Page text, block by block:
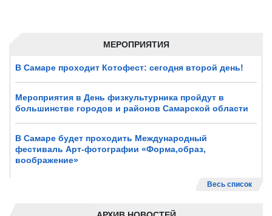
МЕРОПРИЯТИЯ
В Самаре проходит Котофест: сегодня второй день!
Мероприятия в День физкультурника пройдут в
большинстве городов и районов Самарской области
В Самаре будет проходить Международный
фестиваль Арт-фотографии «Форма,образ,
воображение»
Весь список